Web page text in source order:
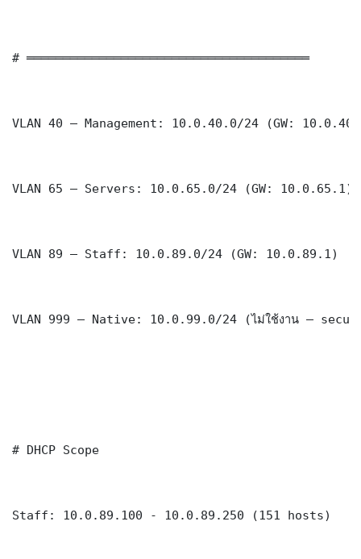
# ═══════════════════════════════════════
VLAN 40 — Management: 10.0.40.0/24 (GW:
VLAN 65 — Servers: 10.0.65.0/24 (GW: 10.0.65.1)
VLAN 89 — Staff: 10.0.89.0/24 (GW: 10.0.89.1)
VLAN 999 — Native: 10.0.99.0/24 (ไม่ใช้งาน —
# DHCP Scope
Staff: 10.0.89.100 - 10.0.89.250 (151 hosts)